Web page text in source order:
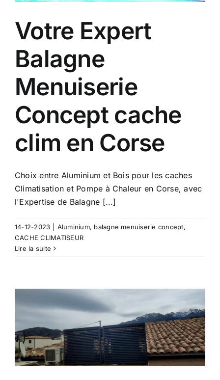
Votre Expert
Balagne
Menuiserie
Concept cache
clim en Corse
Choix entre Aluminium et Bois pour les caches
Climatisation et Pompe à Chaleur en Corse, avec
l'Expertise de Balagne [...]
14-12-2023 Aluminium, balagne menuiserie concept,
CACHE CLIMATISEUR
Lire la suite